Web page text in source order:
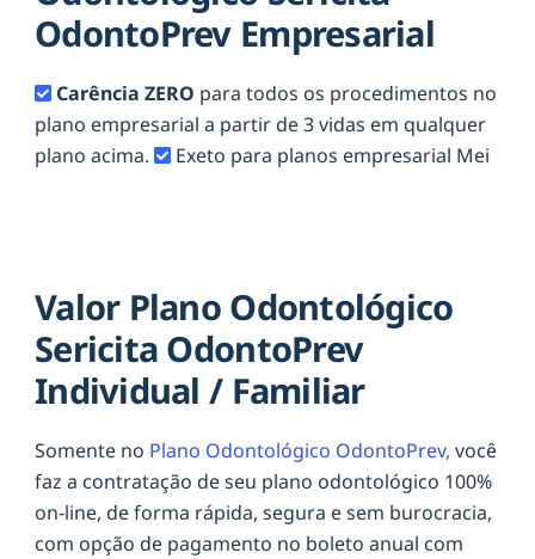
OdontoPrev Empresarial
Carência ZERO para todos os procedimentos no
plano empresarial a partir de 3 vidas em qualquer
plano acima.
Exeto para planos empresarial Mei
Valor Plano Odontológico
Sericita OdontoPrev
Individual / Familiar
Somente no Plano Odontológico OdontoPrev, você
faz a contratação de seu plano odontológico 100%
on-line, de forma rápida, segura e sem burocracia,
com opção de pagamento no boleto anual com